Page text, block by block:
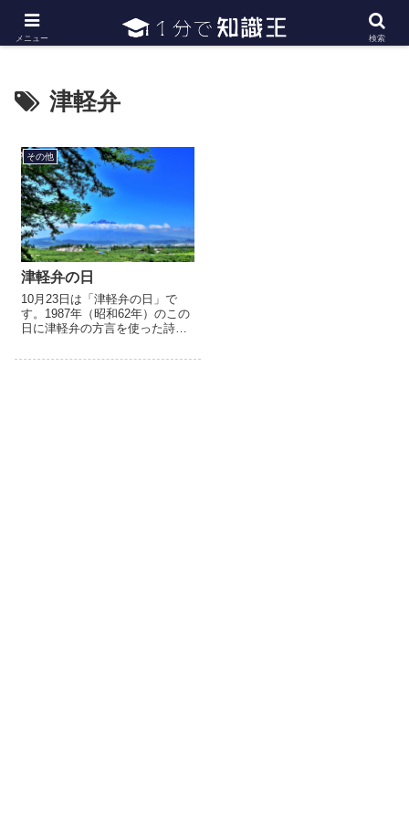
日常で必要な常識・知識や雑学・豆知識を幅広く紹介
津軽弁
その他
津軽弁の日
10月23日は「津軽弁の日」で
す。1987年（昭和62年）のこの
日に津軽弁の方言を使った詩
ました。命日を、津軽弁で賑わ
メニュー 検索